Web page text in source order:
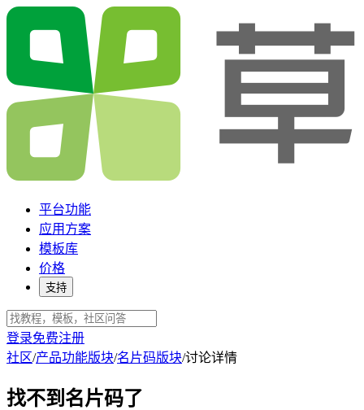
平台功能
应用方案
模板库
价格
支持
登录免费注册
社区/产品功能版块/名片码版块/讨论详情
找不到名片码了